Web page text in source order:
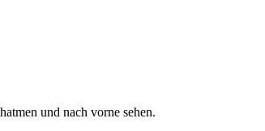
und nach vorne sehen.